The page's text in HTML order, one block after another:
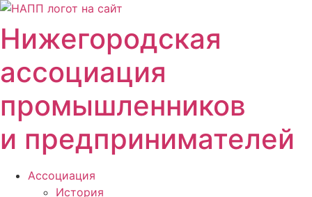
Перейти
содержимому
Нижегородская
ассоциация
промышленников
и предпринимателей
Ассоциация
История